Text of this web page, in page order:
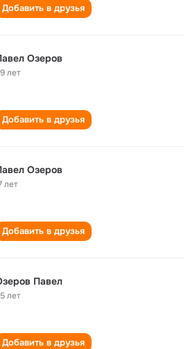
Добавить в друзья
Озеров
лет
Добавить в друзья
Озеров
лет
Добавить в друзья
Павел
лет
Добавить в друзья